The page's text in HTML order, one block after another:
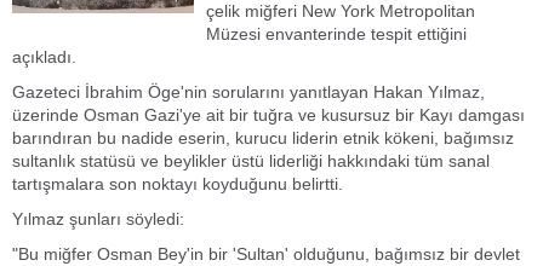
çelik miğferi New York Metropolitan
Müzesi envanterinde tespit ettiğini
açıkladı.
Gazeteci İbrahim Öge'nin sorularını yanıtlayan Hakan Yılmaz,
üzerinde Osman Gazi'ye ait bir tuğra ve kusursuz bir Kayı damgası
barındıran bu nadide eserin, kurucu liderin etnik kökeni, bağımsız
sultanlık statüsü ve beylikler üstü liderliği hakkındaki tüm sanal
tartışmalara son noktayı koyduğunu belirtti.
Yılmaz şunları söyledi:
"Bu miğfer Osman Bey'in bir 'Sultan' olduğunu, bağımsız bir devlet